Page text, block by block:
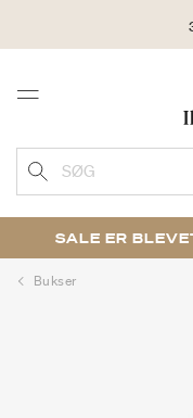
Menu
SØG
SALE ER
Bukser